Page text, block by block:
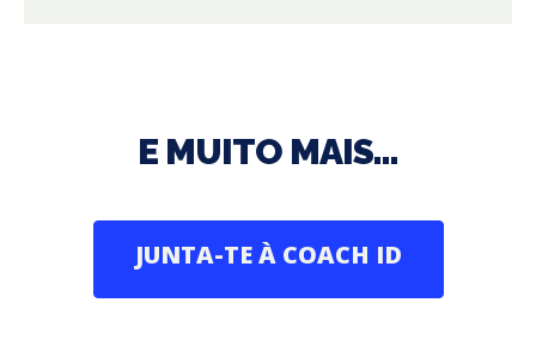
E MUITO MAIS…
JUNTA-TE À COACH ID